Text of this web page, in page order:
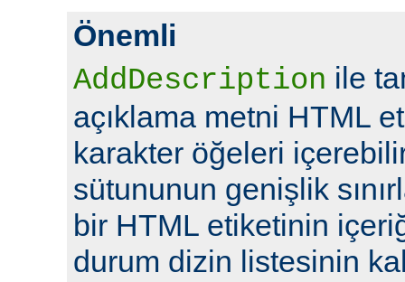
Önemli
AddDescription ile
açıklama metni HTML
karakter öğeleri
sütununun genişlik
bir HTML etiketinin
durum dizin listesinin